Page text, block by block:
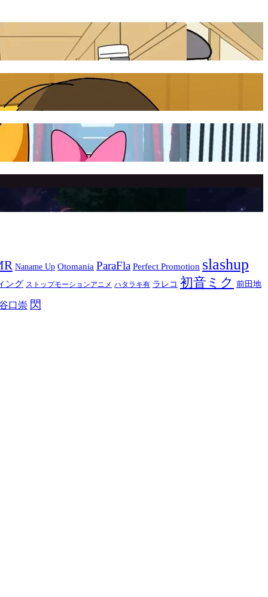
Naname Up Otomania ParaFla Perfect Promotion slashup
ング ストップモーションアニメ ハタラキ有 ラレコ 初音ミク 前田地
口崇 閃